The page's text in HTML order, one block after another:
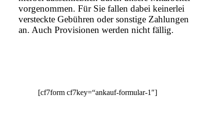
vorgenommen. Für Sie fallen dabei keinerlei
versteckte Gebühren oder sonstige Zahlungen
an. Auch Provisionen werden nicht fällig.
[cf7form cf7key=“ankauf-formular-1″]